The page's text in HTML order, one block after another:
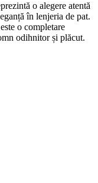
o alegere atentă
în lenjeria de pat.
o completare
odihnitor și plăcut.